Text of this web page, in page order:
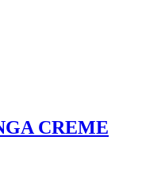
CREME